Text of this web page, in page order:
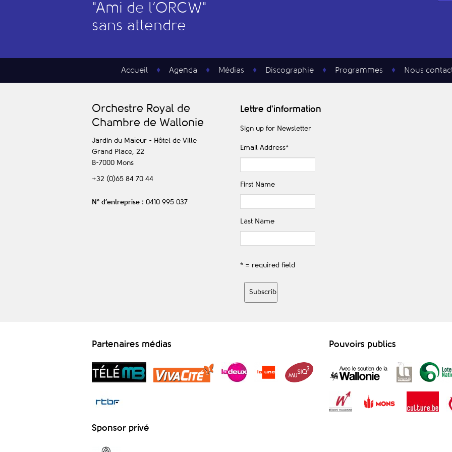
"Ami de l’ORCW"
sans attendre
Accueil Agenda Médias Discographie Programmes Nous
Orchestre Royal de
Chambre de Wallonie
Jardin du Maïeur - Hôtel de Ville
Grand Place, 22
B-7000 Mons
+32 (0)65 84 70 44
N° d’entreprise : 0410 995 037
Lettre d'information
Sign up for Newsletter
Email Address*
First Name
Last Name
* = required field
Partenaires médias Pouvoirs publics
Sponsor privé